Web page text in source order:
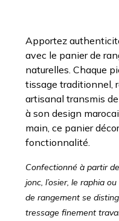
Apportez
avec le panier de
naturelles. Chaque
tissage traditionnel,
artisanal transmis
à son design
main, ce panier
fonctionnalité.
Confectionné à partir
jonc, l’osier, le raphia
de rangement se
tressage finement